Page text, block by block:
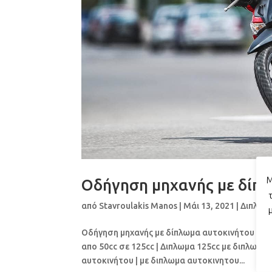
Οδήγηση μηχανής με
από Stavroulakis Manos | Μάι 13, 2021 |
Οδήγηση μηχανής με δίπλωμα αυτοκινήτου
απο 50cc σε 125cc | Διπλωμα 125cc με διπλωμα
αυτοκινήτου | με διπλωμα αυτοκινητου...